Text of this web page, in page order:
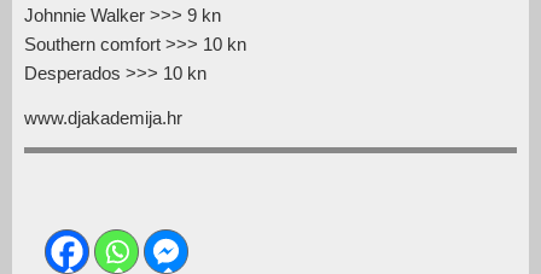
Johnnie Walker >>> 9 kn
Southern comfort >>> 10 kn
Desperados >>> 10 kn
www.djakademija.hr